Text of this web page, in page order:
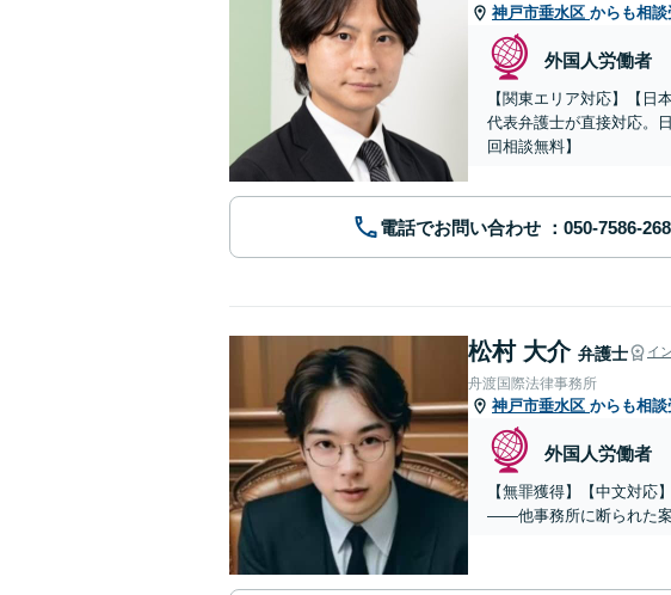
神戸市垂水区 からも相談
外国人労働者
【関東エリア対応】【
代表弁護士が直接対応。
回相談無料】
電話でお問い合わせ
松村 大介 弁護士 イ
舟渡国際法律事務所
神戸市垂水区 からも相談
外国人労働者
【無罪獲得】【中文対
——他事務所に断られた案